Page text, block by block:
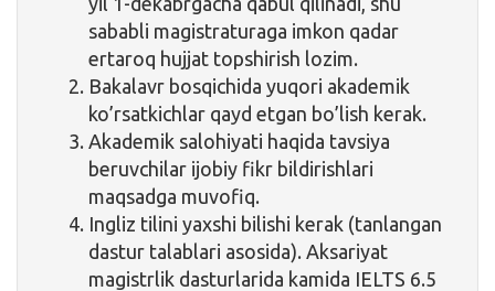
sababli magistraturaga imkon qadar
ertaroq hujjat topshirish lozim.
Bakalavr bosqichida yuqori akademik
ko’rsatkichlar qayd etgan bo’lish kerak.
Akademik salohiyati haqida tavsiya
beruvchilar ijobiy fikr bildirishlari
maqsadga muvofiq.
Ingliz tilini yaxshi bilishi kerak (tanlangan
dastur talablari asosida). Aksariyat
magistrlik dasturlarida kamida IELTS 6.5